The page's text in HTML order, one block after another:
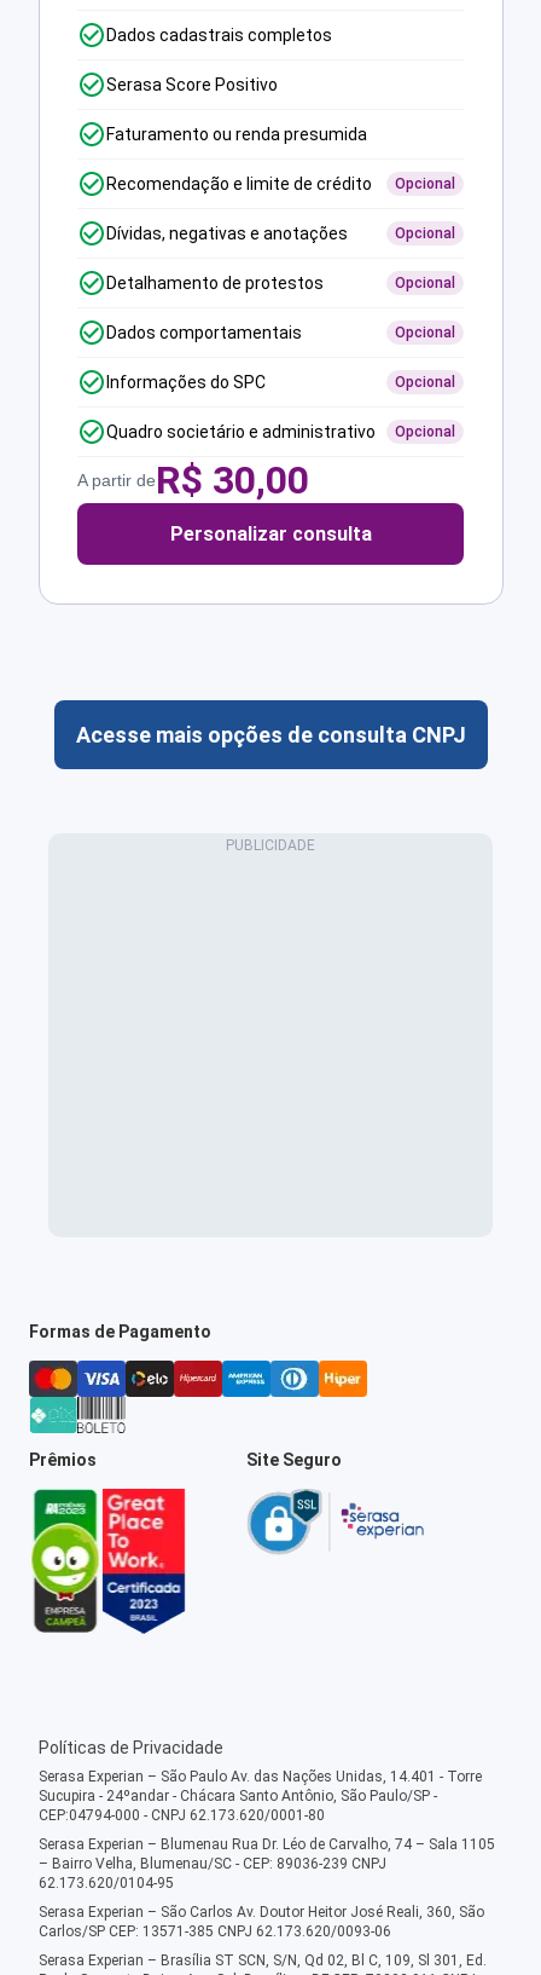
Dados cadastrais completos
Serasa Score Positivo
Faturamento ou renda presumida
Recomendação e limite de crédito Opcional
Dívidas, negativas e anotações Opcional
Detalhamento de protestos Opcional
Dados comportamentais Opcional
Informações do SPC Opcional
Quadro societário e administrativo Opcional
A partir deR$ 30,00
Personalizar consulta
Acesse mais opções de consulta CNPJ
Formas de Pagamento
Prêmios Site Seguro
Políticas de Privacidade
Serasa Experian – São Paulo Av. das Nações Unidas, 14.401 - Torre
Sucupira - 24ºandar - Chácara Santo Antônio, São Paulo/SP -
CEP:04794-000 - CNPJ 62.173.620/0001-80
Serasa Experian – Blumenau Rua Dr. Léo de Carvalho, 74 – Sala 1105
– Bairro Velha, Blumenau/SC - CEP: 89036-239 CNPJ
62.173.620/0104-95
Serasa Experian – São Carlos Av. Doutor Heitor José Reali, 360, São
Carlos/SP CEP: 13571-385 CNPJ 62.173.620/0093-06
Serasa Experian – Brasília ST SCN, S/N, Qd 02, Bl C, 109, Sl 301, Ed.